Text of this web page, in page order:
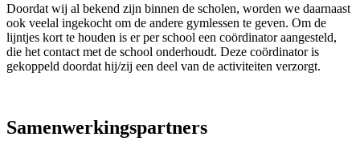
Doordat wij al bekend zijn binnen de scholen, worden we daarnaast
ook veelal ingekocht om de andere gymlessen te geven. Om de
lijntjes kort te houden is er per school een coördinator aangesteld,
die het contact met de school onderhoudt. Deze coördinator is
gekoppeld doordat hij/zij een deel van de activiteiten verzorgt.
Samenwerkingspartners